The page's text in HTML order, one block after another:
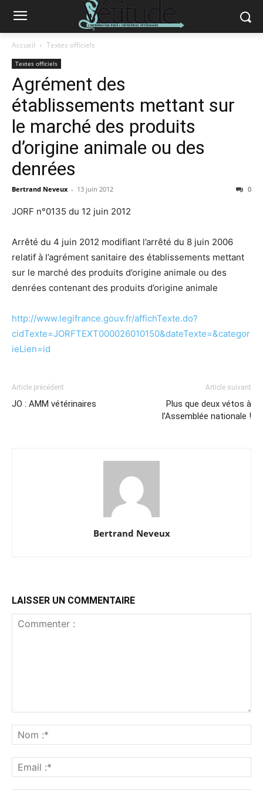
Accueil Textes officiels
Textes officiels
Agrément des
établissements mettant sur
le marché des produits
d’origine animale ou des
denrées
Bertrand Neveux - 13 juin 2012 0
JORF n°0135 du 12 juin 2012
Arrêté du 4 juin 2012 modifiant l’arrêté du 8 juin 2006
relatif à l’agrément sanitaire des établissements mettant
sur le marché des produits d’origine animale ou des
denrées contenant des produits d’origine animale
http://www.legifrance.gouv.fr/affichTexte.do?
cidTexte=JORFTEXT000026010150&dateTexte=&categor
ieLien=id
Article précédent
JO : AMM vétérinaires
Article suivant
Plus que deux vétos à
l’Assemblée nationale !
Bertrand Neveux
LAISSER UN COMMENTAIRE